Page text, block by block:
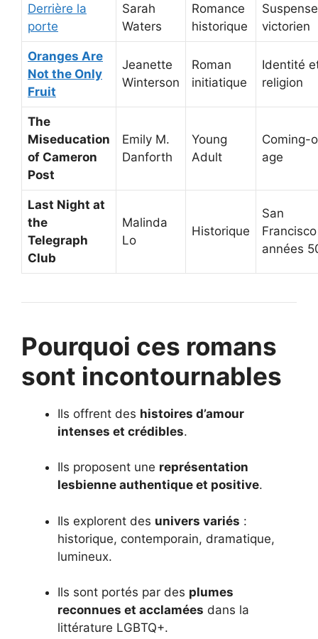
Derrière la
porte
Sarah
Waters
Romance
historique
Suspense
victorien
Oranges Are
Not the Only
Fruit
Jeanette
Winterson
Roman
initiatique
Identité
religion
The
Miseducation
of Cameron
Post
Emily M.
Danforth
Young
Adult
Coming-
age
Last Night at
the
Telegraph
Club
Malinda
Lo
Historique
San
Francisco
années
Pourquoi ces romans
sont incontournables
Ils offrent des histoires d’amour
intenses et crédibles.
Ils proposent une représentation
lesbienne authentique et positive.
Ils explorent des univers variés :
historique, contemporain, dramatique,
lumineux.
Ils sont portés par des plumes
reconnues et acclamées dans la
littérature LGBTQ+.